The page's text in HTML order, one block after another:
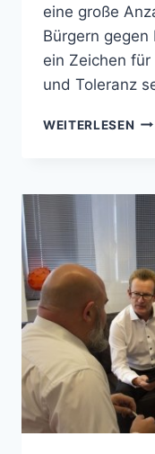
eine große
Bürgern
ein Zeichen
und Toleranz
WEITERLESEN PM: